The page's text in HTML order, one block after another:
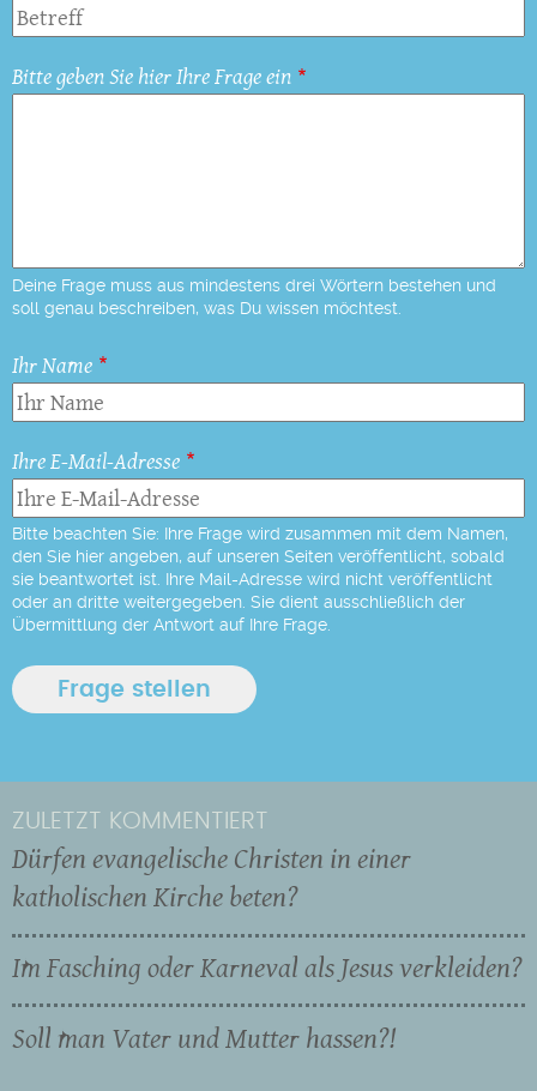
Bitte geben Sie hier Ihre Frage ein
Deine Frage muss aus mindestens drei Wörtern bestehen und
soll genau beschreiben, was Du wissen möchtest.
Ihr Name
Ihre E-Mail-Adresse
Bitte beachten Sie: Ihre Frage wird zusammen mit dem Namen,
den Sie hier angeben, auf unseren Seiten veröffentlicht, sobald
sie beantwortet ist. Ihre Mail-Adresse wird nicht veröffentlicht
oder an dritte weitergegeben. Sie dient ausschließlich der
Übermittlung der Antwort auf Ihre Frage.
ZULETZT KOMMENTIERT
Dürfen evangelische Christen in einer
katholischen Kirche beten?
Im Fasching oder Karneval als Jesus verkleiden?
Soll man Vater und Mutter hassen?!